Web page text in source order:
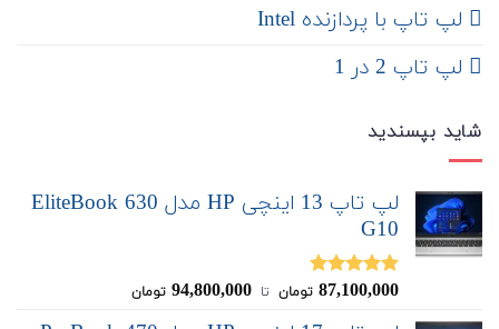
لپ تاپ با پردازنده Intel
لپ تاپ 2 در 1
شاید بپسندید
لپ تاپ 13 اینچی HP مدل EliteBook 630
G10
نمره5.00
87,100,000 تومان ‌ تا ‌ 94,800,000 تومان